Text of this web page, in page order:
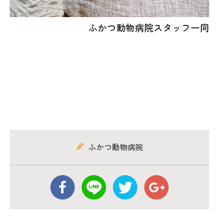
ふかつ動物病院スタッフ一同
ふかつ動物病院